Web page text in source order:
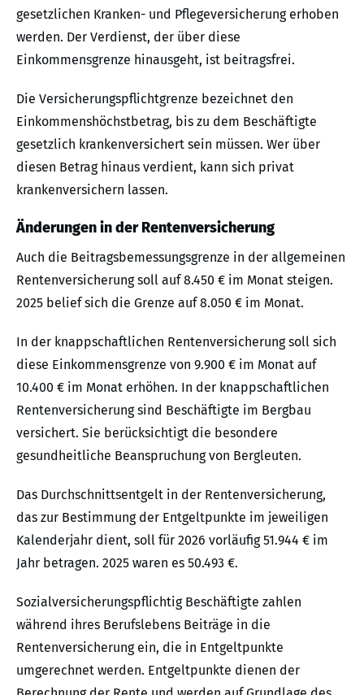
gesetzlichen Kranken- und Pflegeversicherung erhoben
werden. Der Verdienst, der über diese
Einkommensgrenze hinausgeht, ist beitragsfrei.
Die Versicherungspflichtgrenze bezeichnet den
Einkommenshöchstbetrag, bis zu dem Beschäftigte
gesetzlich krankenversichert sein müssen. Wer über
diesen Betrag hinaus verdient, kann sich privat
krankenversichern lassen.
Änderungen in der Rentenversicherung
Auch die Beitragsbemessungsgrenze in der allgemeinen
Rentenversicherung soll auf 8.450 € im Monat steigen.
2025 belief sich die Grenze auf 8.050 € im Monat.
In der knappschaftlichen Rentenversicherung soll sich
diese Einkommensgrenze von 9.900 € im Monat auf
10.400 € im Monat erhöhen. In der knappschaftlichen
Rentenversicherung sind Beschäftigte im Bergbau
versichert. Sie berücksichtigt die besondere
gesundheitliche Beanspruchung von Bergleuten.
Das Durchschnittsentgelt in der Rentenversicherung,
das zur Bestimmung der Entgeltpunkte im jeweiligen
Kalenderjahr dient, soll für 2026 vorläufig 51.944 € im
Jahr betragen. 2025 waren es 50.493 €.
Sozialversicherungspflichtig Beschäftigte zahlen
während ihres Berufslebens Beiträge in die
Rentenversicherung ein, die in Entgeltpunkte
umgerechnet werden. Entgeltpunkte dienen der